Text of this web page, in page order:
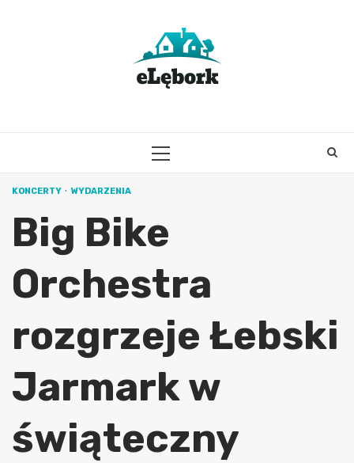
PRIMARY
KONCERTY WYDARZENIA
Big Bike
Orchestra
rozgrzeje Łebski
Jarmark w
świąteczny